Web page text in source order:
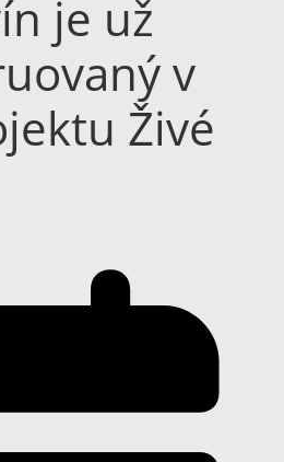
je už
v
Živé